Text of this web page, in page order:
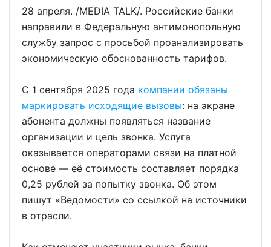
28 апреля. /MEDIA TALK/. Российские банки
направили в Федеральную антимонопольную
службу запрос с просьбой проанализировать
экономическую обоснованность тарифов.
С 1 сентября 2025 года компании обязаны
маркировать исходящие вызовы: на экране
абонента должны появляться название
организации и цель звонка. Услуга
оказывается операторами связи на платной
основе — её стоимость составляет порядка
0,25 рублей за попытку звонка. Об этом
пишут «Ведомости» со ссылкой на источники
в отрасли.